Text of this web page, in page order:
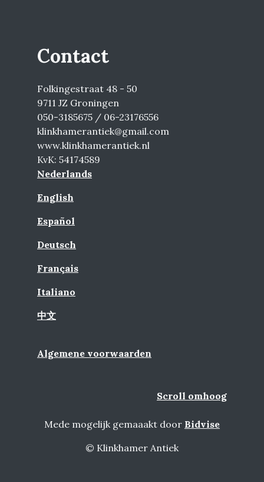
Contact
Folkingestraat 48 - 50
9711 JZ Groningen
050-3185675 / 06-23176556
klinkhamerantiek@gmail.com
www.klinkhamerantiek.nl
KvK: 54174589
Nederlands
English
Español
Deutsch
Français
Italiano
中文
Algemene voorwaarden
Scroll omhoog
Mede mogelijk gemaaakt door Bidvise
© Klinkhamer Antiek